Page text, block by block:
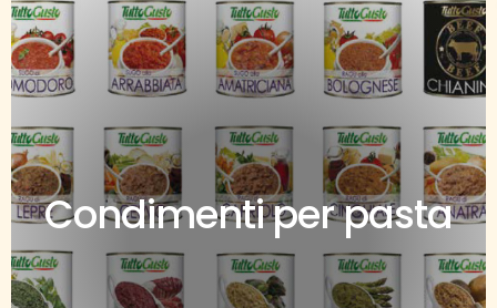
Condimenti per pasta